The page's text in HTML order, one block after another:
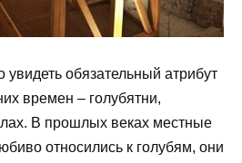
обязательный атрибут
времен – голубятни,
В прошлых веках местные
относились к голубям, они